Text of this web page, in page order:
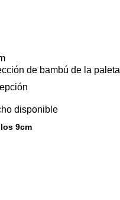
de bambú de la paleta
disponible
9cm